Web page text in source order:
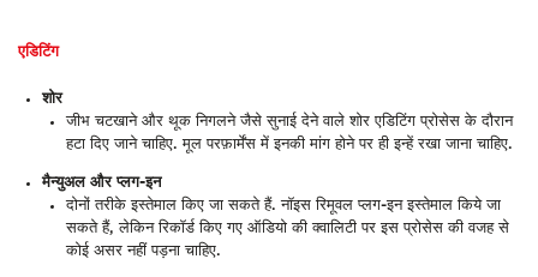
एडिटिंग
शोर
जीभ चटखाने और थूक निगलने जैसे सुनाई देने वाले शोर एडिटिंग प्रोसेस के दौरान
हटा दिए जाने चाहिए. मूल परफ़ार्मेंस में इनकी मांग होने पर ही इन्हें रखा जाना चाहिए.
मैन्युअल और प्लग-इन
दोनों तरीके इस्तेमाल किए जा सकते हैं. नॉइस रिमूवल प्लग-इन इस्तेमाल किये जा
सकते हैं, लेकिन रिकॉर्ड किए गए ऑडियो की क्वालिटी पर इस प्रोसेस की वजह से
कोई असर नहीं पड़ना चाहिए.